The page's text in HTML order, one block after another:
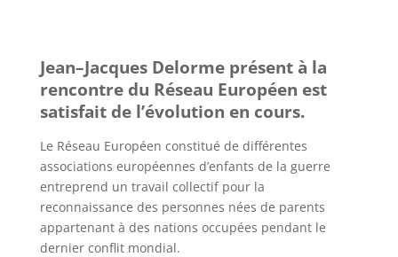
Jean–Jacques Delorme présent à la
rencontre du Réseau Européen est
satisfait de l’évolution en cours.
Le Réseau Européen constitué de différentes
associations européennes d’enfants de la guerre
entreprend un travail collectif pour la
reconnaissance des personnes nées de parents
appartenant à des nations occupées pendant le
dernier conflit mondial.